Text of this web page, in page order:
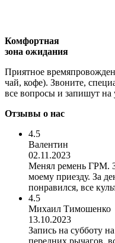
Комфортная
зона ожидания
Приятное
чай, кофе). Звоните,
все вопросы и запишут на
Отзывы о нас
4.5
Валентин
02.11.2023
Менял ремень ГРМ.
моему приезду. За
понравился, все
4.5
Михаил Тимошенко
13.10.2023
Запись на субботу
передних рычагов,